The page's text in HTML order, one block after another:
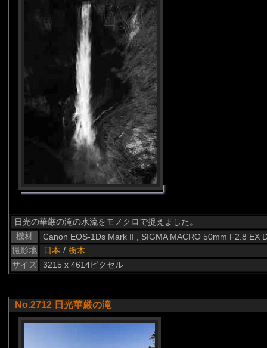
日光の華厳の滝の水流をモノクロで捉えました。
機材
Canon EOS-1Ds Mark II , SIGMA MACRO 50mm F2.8 EX
撮影地
日本 / 栃木
サイズ
3215 x 4614ピクセル
No.2712 日光華厳の滝